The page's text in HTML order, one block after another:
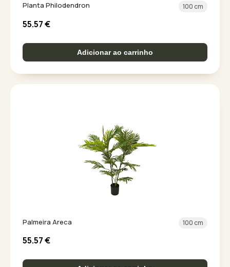
Planta Philodendron 100 cm
55.57€
Adicionar ao carrinho
Palmeira Areca 100 cm
55.57€